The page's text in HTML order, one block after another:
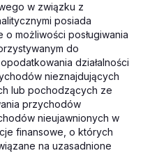
w związku z
posiada
możliwości posługiwania
do
działalności
nieznajdujących
lub pochodzących ze
przychodów
nieujawnionych w
finansowe, o których
na uzasadnione